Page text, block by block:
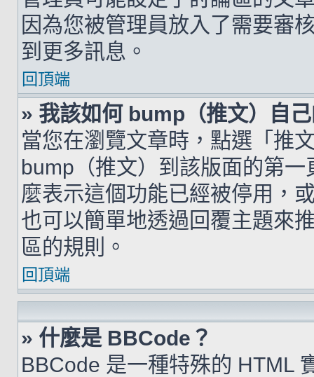
因為您被管理員放入了需要審
到更多訊息。
回頂端
» 我該如何 bump（推文）自
當您在瀏覽文章時，點選「推
bump（推文）到該版面的第
麼表示這個功能已經被停用，
也可以簡單地透過回覆主題來
區的規則。
回頂端
» 什麼是 BBCode？
BBCode 是一種特殊的 HTML